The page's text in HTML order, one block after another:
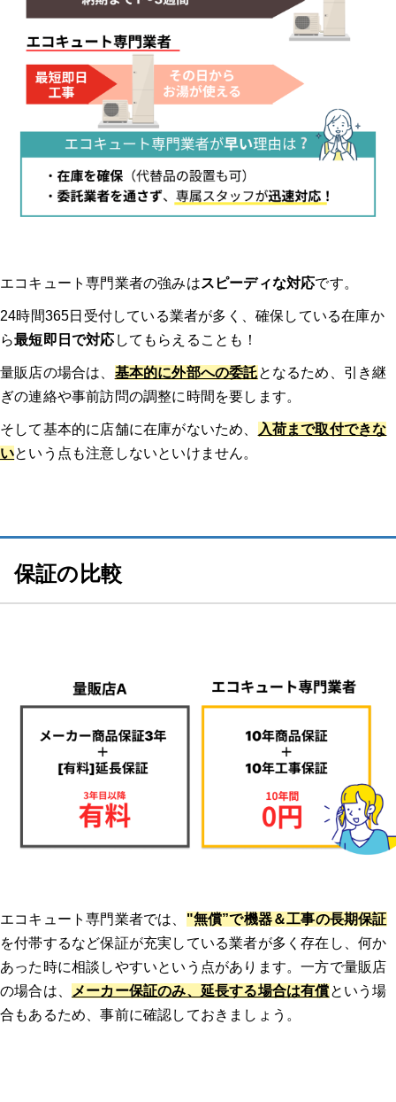
Q1: エコキュートの交換にかかる費用はどれくらいですか？
Q2: エコキュートの交換にはどれくらいの時間がかかりますか？
Q3: エコキュートの交換時に注意すべきポイントは何ですか？
Q4: 古いエコキュートの処分はどうすれば良いですか？
【エコキュートのトラブル】みんなの体験談
体験談1：エコキュート 神奈川｜12年使用したエコキュートの修理部品
の供給が困難なため、後継機に交換した。｜エコキュート マンション
因を教えてください。
業者はどのように選びましたか？複数見積もりを取ったのか、決
実際にどのような作業を行いましたか？価格はどのくらいでした
体験談2：エコキュート 千葉｜本体の圧力センサーに深刻な不具合が発
生し、お湯が出なくなった。 ｜エコキュート 一軒家
どのようなトラブルでしたか？修理/交換するに至った経緯、原
因を教えてください。
業者はどのように選びましたか？複数見積もりを取ったのか、決
たのか、どのくらいで来たのか等）
実際にどのような作業を行いましたか？価格はどのくらいでした
か？
エコキュート専門業者の強みはスピーディな対応です。
24時間365日受付している業者が多く、確保している在庫か
ら最短即日で対応 してもらえることも！
量販店の場合は、 基本的に外部への委託となるため、引き継
ぎの連絡や事前訪問の調整に時間を要します。
そして基本的に店舗に在庫がないため、
入荷まで取付できな
いという点も注意しないといけません。
保証の比較
エコキュート専門業者では、 "無償”で機器＆工事の長期保証
を付帯するなど保証が充実している業者が多く存在し、何か
あった時に相談しやすいという点があります。一方で量販店
の場合は、
メーカー保証のみ、延長する場合は有償という場
合もあるため、事前に確認しておきましょう。